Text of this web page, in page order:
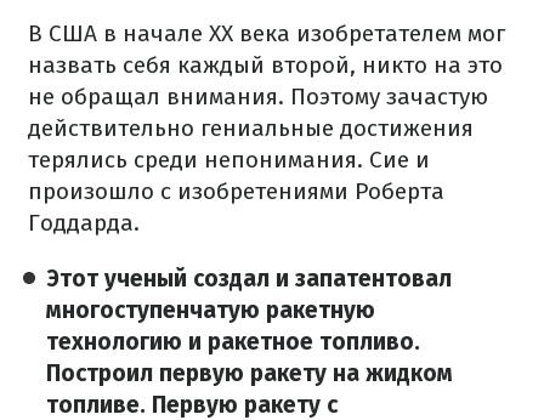
В США в начале XX века изобретателем мог
назвать себя каждый второй, никто на это
не обращал внимания. Поэтому зачастую
действительно гениальные достижения
терялись среди непонимания. Сие и
произошло с изобретениями Роберта
Годдарда.
Этот ученый создал и запатентовал
многоступенчатую ракетную
технологию и ракетное топливо.
Построил первую ракету на жидком
топливе. Первую ракету с